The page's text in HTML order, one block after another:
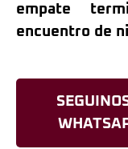
empate
encuentro de